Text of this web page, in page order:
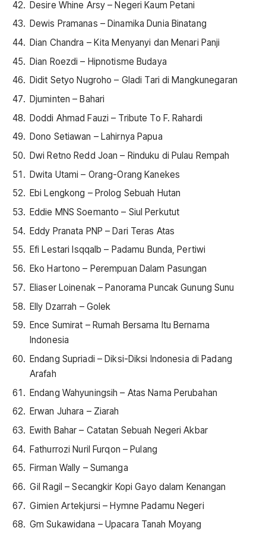
Desire Whine Arsy – Negeri Kaum Petani
Dewis Pramanas – Dinamika Dunia Binatang
Dian Chandra – Kita Menyanyi dan Menari Panji
Dian Roezdi – Hipnotisme Budaya
Didit Setyo Nugroho – Gladi Tari di Mangkunegaran
Djuminten – Bahari
Doddi Ahmad Fauzi – Tribute To F. Rahardi
Dono Setiawan – Lahirnya Papua
Dwi Retno Redd Joan – Rinduku di Pulau Rempah
Dwita Utami – Orang-Orang Kanekes
Ebi Lengkong – Prolog Sebuah Hutan
Eddie MNS Soemanto – Siul Perkutut
Eddy Pranata PNP – Dari Teras Atas
Efi Lestari Isqqalb – Padamu Bunda, Pertiwi
Eko Hartono – Perempuan Dalam Pasungan
Eliaser Loinenak – Panorama Puncak Gunung Sunu
Elly Dzarrah – Golek
Ence Sumirat – Rumah Bersama Itu Bernama
Indonesia
Endang Supriadi – Diksi-Diksi Indonesia di Padang
Arafah
Endang Wahyuningsih – Atas Nama Perubahan
Erwan Juhara – Ziarah
Ewith Bahar – Catatan Sebuah Negeri Akbar
Fathurrozi Nuril Furqon – Pulang
Firman Wally – Sumanga
Gil Ragil – Secangkir Kopi Gayo dalam Kenangan
Gimien Artekjursi – Hymne Padamu Negeri
Gm Sukawidana – Upacara Tanah Moyang